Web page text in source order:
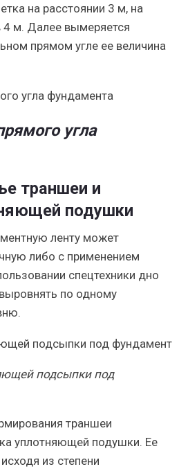
на расстоянии 3 м, на
4 м. Далее вымеряется
прямом угле ее величина
угла
траншеи и
подушки
ленту может
либо с применением
спецтехники дно
по одному
подсыпки под
траншеи
уплотняющей подушки. Ее
из степени